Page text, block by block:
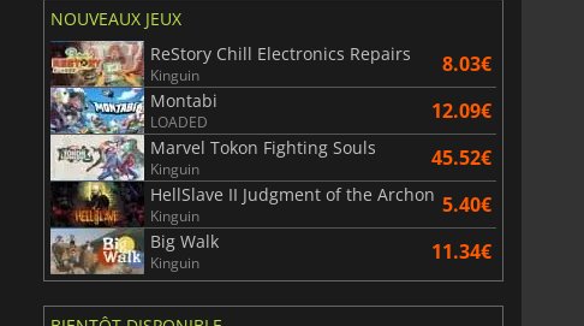
NOUVEAUX JEUX
ReStory Chill Electronics Repairs
Kinguin 8.03€
Montabi
LOADED 12.09€
Marvel Tokon Fighting Souls
Kinguin 45.52€
HellSlave II Judgment of the Archon
Kinguin 5.40€
Big Walk
Kinguin 11.34€